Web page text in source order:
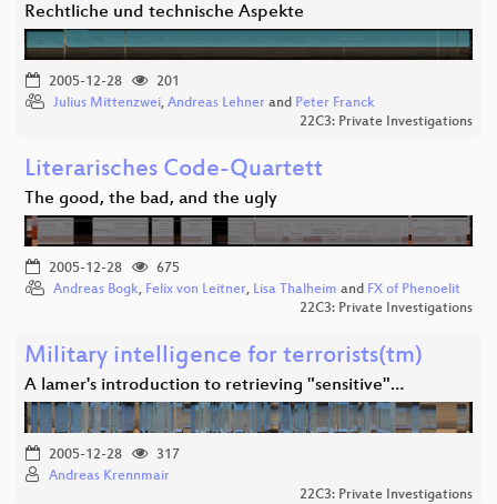
Rechtliche und technische Aspekte
2005-12-28
201
Julius Mittenzwei, Andreas Lehner and Peter Franck
22C3: Private Investigations
Literarisches Code-Quartett
The good, the bad, and the ugly
2005-12-28
675
Andreas Bogk, Felix von Leitner, Lisa Thalheim and FX of Phenoelit
22C3: Private Investigations
Military intelligence for terrorists(tm)
A lamer's introduction to retrieving "sensitive"…
2005-12-28
317
Andreas Krennmair
22C3: Private Investigations